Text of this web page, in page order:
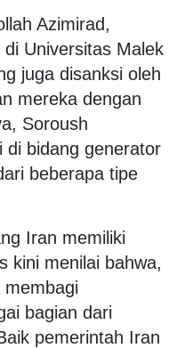
Azimirad,
Universitas Malek
juga disanksi oleh
mereka dengan
Soroush
di bidang generator
beberapa tipe
Iran memiliki
kini menilai bahwa,
membagi
bagian dari
pemerintah Iran